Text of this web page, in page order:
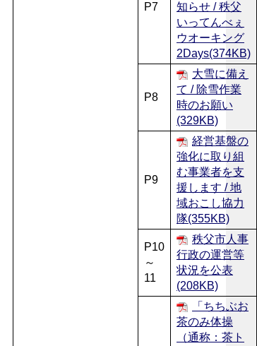
P7
知らせ / 秩父
いってんべぇ
ウオーキング
2Days(374KB)
P8
大雪に備え
て / 除雪作業
時のお願い
(329KB)
P9
経営基盤の
強化に取り組
む事業者を支
援します / 地
域おこし協力
隊(355KB)
P10
～
11
秩父市人事
行政の運営等
状況を公表
(208KB)
「ちちぶお
茶のみ体操
（通称：茶ト